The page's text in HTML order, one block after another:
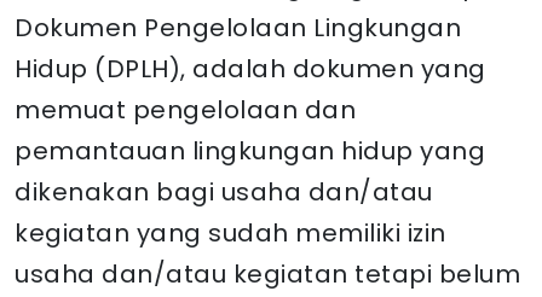
Dokumen Pengelolaan Lingkungan
Hidup (DPLH), adalah dokumen yang
memuat pengelolaan dan
pemantauan lingkungan hidup yang
dikenakan bagi usaha dan/atau
kegiatan yang sudah memiliki izin
usaha dan/atau kegiatan tetapi belum